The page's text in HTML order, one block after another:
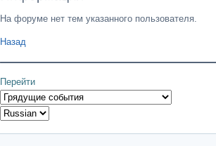
На форуме нет тем указанного пользователя.
Назад
Перейти